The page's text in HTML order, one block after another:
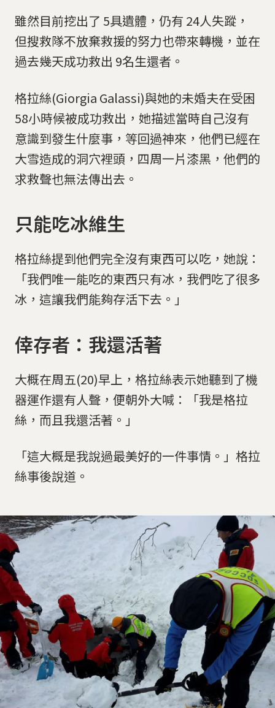
雖然目前挖出了 5具遺體，仍有 24人失蹤，
但搜救隊不放棄救援的努力也帶來轉機，並在
過去幾天成功救出 9名生還者。
格拉絲(Giorgia Galassi)與她的未婚夫在受困
58小時候被成功救出，她描述當時自己沒有
意識到發生什麼事，等回過神來，他們已經在
大雪造成的洞穴裡頭，四周一片漆黑，他們的
求救聲也無法傳出去。
只能吃冰維生
格拉絲提到他們完全沒有東西可以吃，她說：
「我們唯一能吃的東西只有冰，我們吃了很多
冰，這讓我們能夠存活下去。」
倖存者：我還活著
大概在周五(20)早上，格拉絲表示她聽到了機
器運作還有人聲，便朝外大喊：「我是格拉
絲，而且我還活著。」
「這大概是我說過最美好的一件事情。」格拉
絲事後說道。